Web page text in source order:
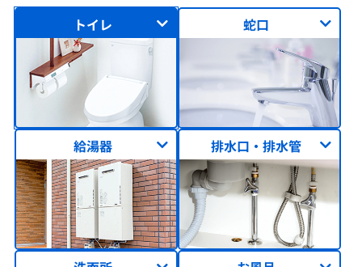
トイレ 蛇口
給湯器 排水口・排水管